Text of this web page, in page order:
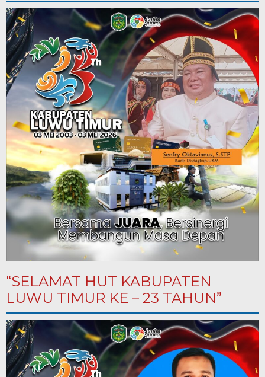
“SELAMAT HUT KABUPATEN
LUWU TIMUR KE – 23 TAHUN”